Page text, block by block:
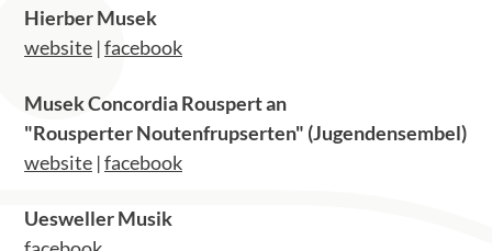
Hierber Musek
website |facebook
Musek Concordia Rouspert an
"Rousperter Noutenfrupserten" (Jugendensembel)
website |facebook
Uesweller Musik